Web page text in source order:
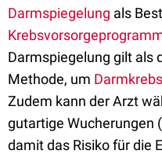
Darmspiegelung als
Darmspiegelung gilt als
Methode, um Darmkrebs
Zudem kann der Arzt
gutartige Wucherungen (
damit das Risiko für die